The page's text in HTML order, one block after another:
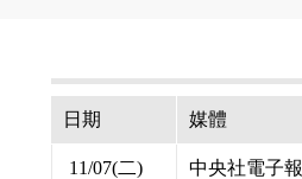
日期 媒體
11/07(二) 中央社電子報